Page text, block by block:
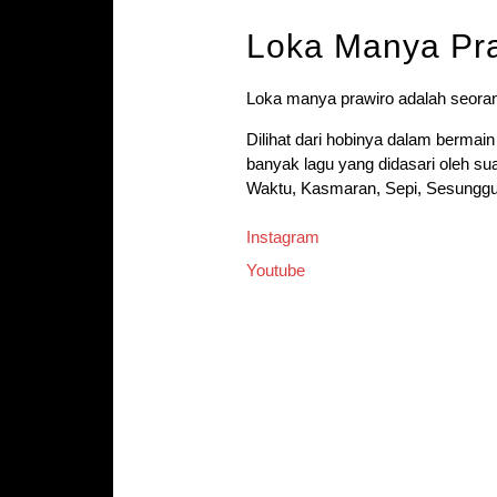
Loka Manya
Loka manya prawiro adalah
Dilihat dari hobinya dalam
banyak lagu yang didasari oleh
Waktu, Kasmaran, Sepi,
Instagram
Youtube